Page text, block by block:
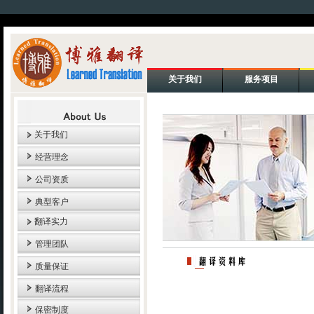
关于我们 服务项目
关于我们
经营理念
公司资质
典型客户
翻译实力
管理团队
质量保证
翻译流程
保密制度